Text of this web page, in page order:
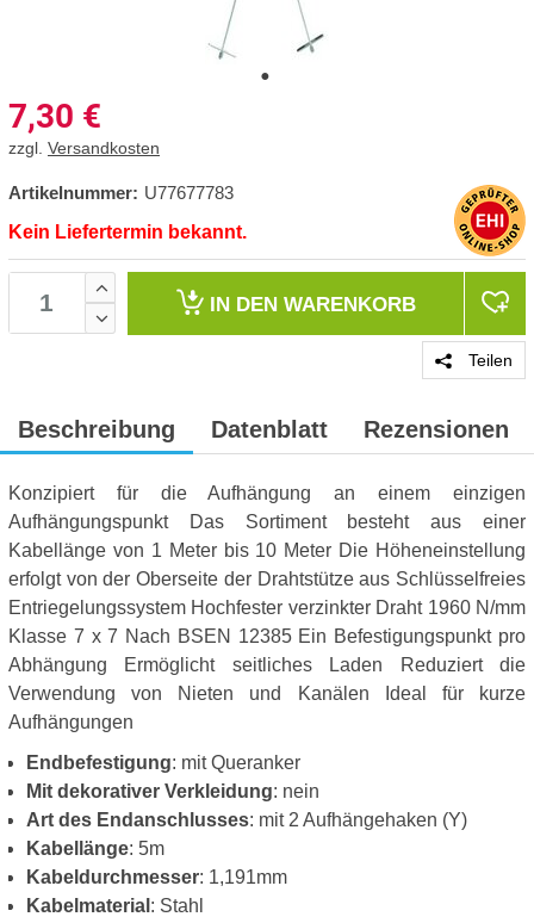
7,30 €
zzgl. Versandkosten
Artikelnummer: U77677783
Kein Liefertermin bekannt.
IN DEN WARENKORB
Teilen
Beschreibung Datenblatt Rezensionen
Konzipiert für die Aufhängung an einem einzigen
Aufhängungspunkt Das Sortiment besteht aus einer
Kabellänge von 1 Meter bis 10 Meter Die Höheneinstellung
erfolgt von der Oberseite der Drahtstütze aus Schlüsselfreies
Entriegelungssystem Hochfester verzinkter Draht 1960 N/mm
Klasse 7 x 7 Nach BSEN 12385 Ein Befestigungspunkt pro
Abhängung Ermöglicht seitliches Laden Reduziert die
Verwendung von Nieten und Kanälen Ideal für kurze
Aufhängungen
Endbefestigung: mit Queranker
Mit dekorativer Verkleidung: nein
Art des Endanschlusses: mit 2 Aufhängehaken (Y)
Kabellänge: 5m
Kabeldurchmesser: 1,191mm
Kabelmaterial : Stahl